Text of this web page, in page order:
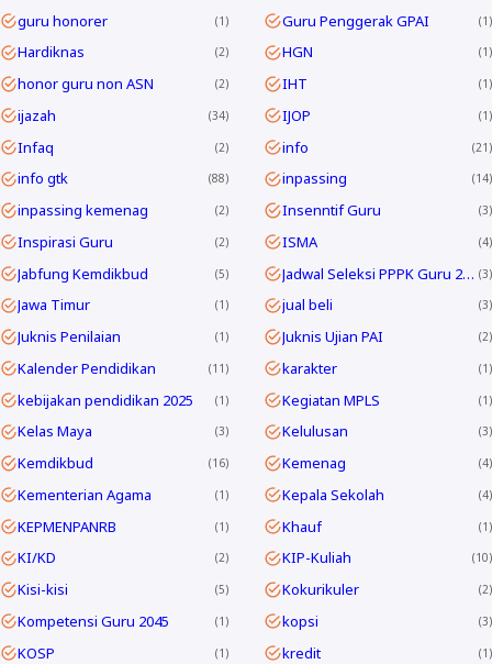
guru honorer 1 Guru Penggerak GPAI 1
Hardiknas 2 HGN 1
honor guru non ASN 2 IHT 1
ijazah 34 IJOP 1
Infaq 2 info 21
info gtk 88 inpassing 14
inpassing kemenag 2 Insenntif Guru 3
Inspirasi Guru 2 ISMA 4
Jabfung Kemdikbud 5 Jadwal Seleksi PPPK Guru 2024 3
Jawa Timur 1 jual beli 3
Juknis Penilaian 1 Juknis Ujian PAI 2
Kalender Pendidikan 11 karakter 1
kebijakan pendidikan 2025 1 Kegiatan MPLS 1
Kelas Maya 3 Kelulusan 3
Kemdikbud 16 Kemenag 4
Kementerian Agama 1 Kepala Sekolah 4
KEPMENPANRB 1 Khauf 1
KI/KD 2 KIP-Kuliah 10
Kisi-kisi 5 Kokurikuler 2
Kompetensi Guru 2045 1 kopsi 3
KOSP 1 kredit 1